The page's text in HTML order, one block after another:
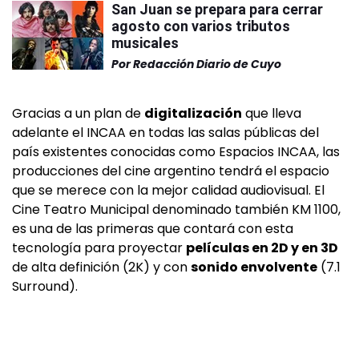
San Juan se prepara para cerrar
agosto con varios tributos
musicales
PorRedacción Diario de Cuyo
Gracias a un plan de digitalización que lleva
adelante el INCAA en todas las salas públicas del
país existentes conocidas como Espacios INCAA, las
producciones del cine argentino tendrá el espacio
que se merece con la mejor calidad audiovisual. El
Cine Teatro Municipal denominado también KM 1100,
es una de las primeras que contará con esta
tecnología para proyectar películas en 2D y en 3D
de alta definición (2K) y consonido envolvente (7.1
Surround).